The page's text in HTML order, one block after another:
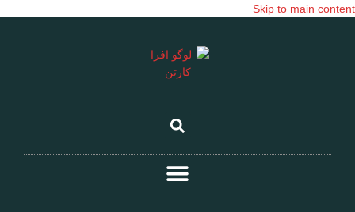
Skip to main content